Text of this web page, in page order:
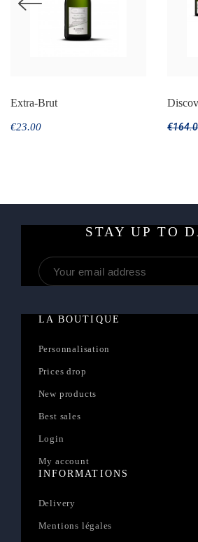
Extra-Brut
€23.00
STAY UP TO
LA BOUTIQUE
Personnalisation
Prices drop
New products
Best sales
Login
My account
INFORMATIONS
Delivery
Mentions légales